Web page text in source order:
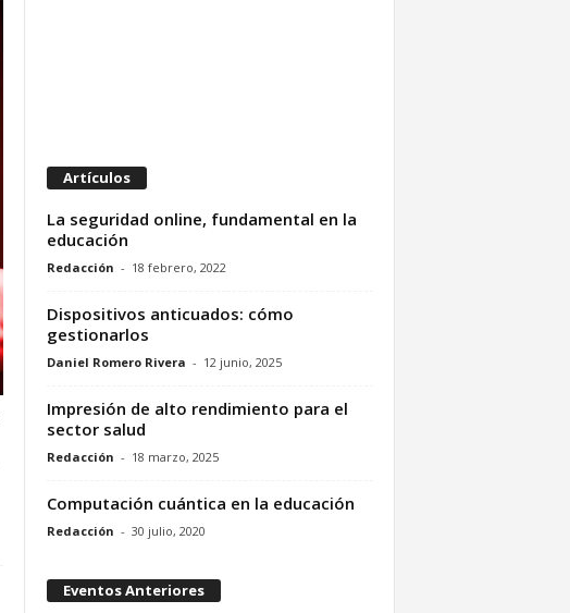
Artículos
La seguridad online, fundamental en la
educación
Redacción - 18 febrero, 2022
Dispositivos anticuados: cómo
gestionarlos
Daniel Romero Rivera - 12 junio, 2025
Impresión de alto rendimiento para el
sector salud
Redacción - 18 marzo, 2025
Computación cuántica en la educación
Redacción - 30 julio, 2020
Eventos Anteriores